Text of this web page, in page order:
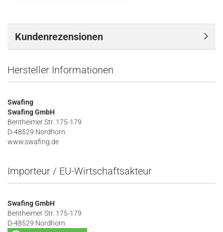
Kundenrezensionen
Hersteller Informationen
Swafing
Swafing GmbH
Bentheimer Str. 175-179
D-48529 Nordhorn
www.swafing.de
Importeur / EU-Wirtschaftsakteur
Swafing GmbH
Bentheimer Str. 175-179
D-48529 Nordhorn